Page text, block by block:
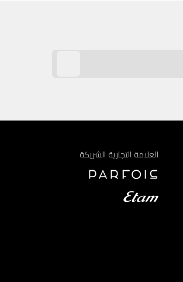
العلامة التجارية الشريكة